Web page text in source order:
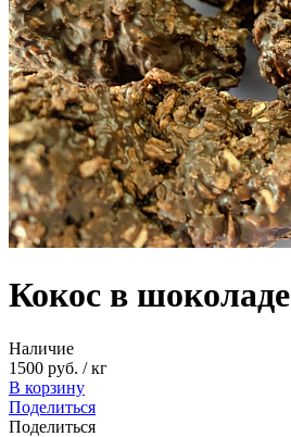
Кокос в шоколаде
Наличие
1500 руб. / кг
В корзину
Поделиться
Поделиться